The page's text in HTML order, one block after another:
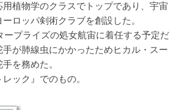
植物学のクラスでトップであり、宇宙
ロッパ剣術クラブを創設した。
ープライズの処女航宙に着任する予定だ
手が肺線虫にかかったためヒカル・スー
を務めた。
ック』でのもの。